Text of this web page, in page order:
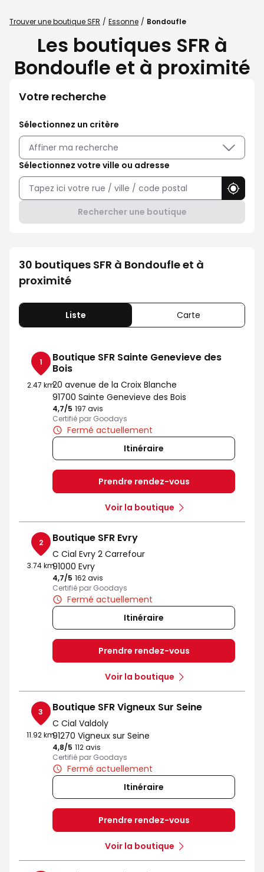
Trouver une boutique SFR Essonne Bondoufle
Les boutiques SFR à
Bondoufle et à proximité
Votre recherche
Sélectionnez un critère
Affiner ma recherche
Sélectionnez votre ville ou adresse
Rechercher une boutique
30 boutiques SFR à Bondoufle et à
proximité
Liste Carte
1
2.47 km
Boutique SFR Sainte Genevieve des
Bois
20 avenue de la Croix Blanche
91700 Sainte Genevieve des Bois
4,7/5 Note de 4.7 sur 5
197 avis
Certifié par Goodays
Fermé actuellement
Itinéraire
Prendre rendez-vous
Voir la boutique
2
3.74 km
Boutique SFR Evry
C Cial Evry 2 Carrefour
91000 Evry
4,7/5 Note de 4.7 sur 5
162 avis
Certifié par Goodays
Fermé actuellement
Itinéraire
Prendre rendez-vous
Voir la boutique
3
11.92 km
Boutique SFR Vigneux Sur Seine
C Cial Valdoly
91270 Vigneux sur Seine
4,8/5 Note de 4.8 sur 5
112 avis
Certifié par Goodays
Fermé actuellement
Itinéraire
Prendre rendez-vous
Voir la boutique